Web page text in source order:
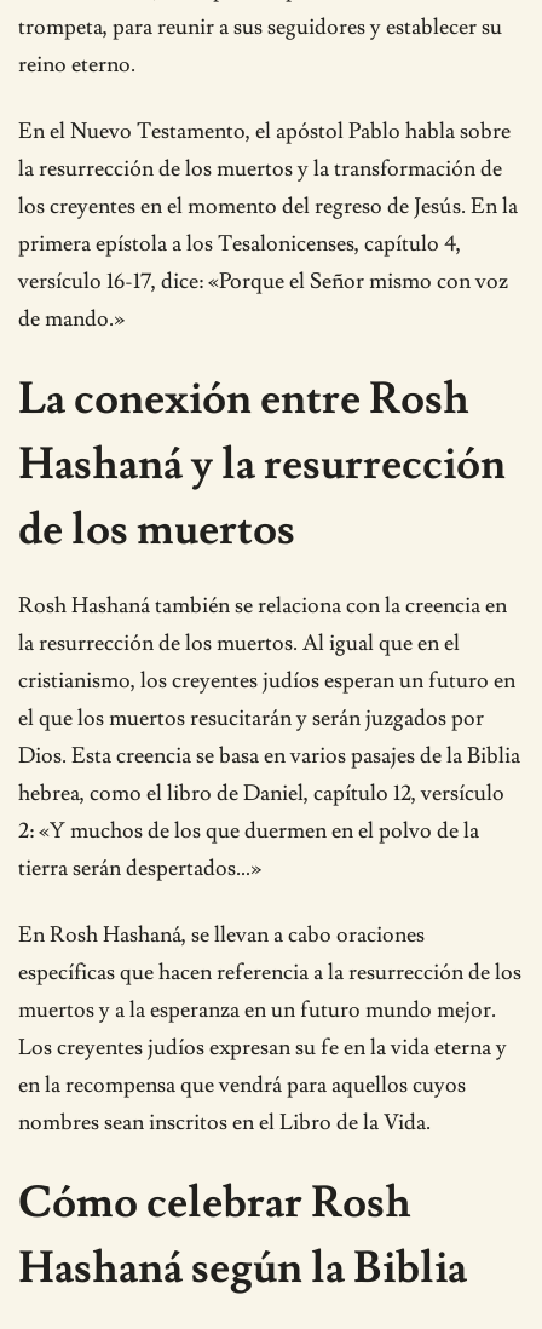
trompeta, para reunir a sus seguidores y establecer su
reino eterno.
En el Nuevo Testamento, el apóstol Pablo habla sobre
la resurrección de los muertos y la transformación de
los creyentes en el momento del regreso de Jesús. En la
primera epístola a los Tesalonicenses, capítulo 4,
versículo 16-17, dice: «Porque el Señor mismo con voz
de mando.»
La conexión entre Rosh
Hashaná y la resurrección
de los muertos
Rosh Hashaná también se relaciona con la creencia en
la resurrección de los muertos. Al igual que en el
cristianismo, los creyentes judíos esperan un futuro en
el que los muertos resucitarán y serán juzgados por
Dios. Esta creencia se basa en varios pasajes de la Biblia
hebrea, como el libro de Daniel, capítulo 12, versículo
2: «Y muchos de los que duermen en el polvo de la
tierra serán despertados…»
En Rosh Hashaná, se llevan a cabo oraciones
específicas que hacen referencia a la resurrección de los
muertos y a la esperanza en un futuro mundo mejor.
Los creyentes judíos expresan su fe en la vida eterna y
en la recompensa que vendrá para aquellos cuyos
nombres sean inscritos en el Libro de la Vida.
Cómo celebrar Rosh
Hashaná según la Biblia